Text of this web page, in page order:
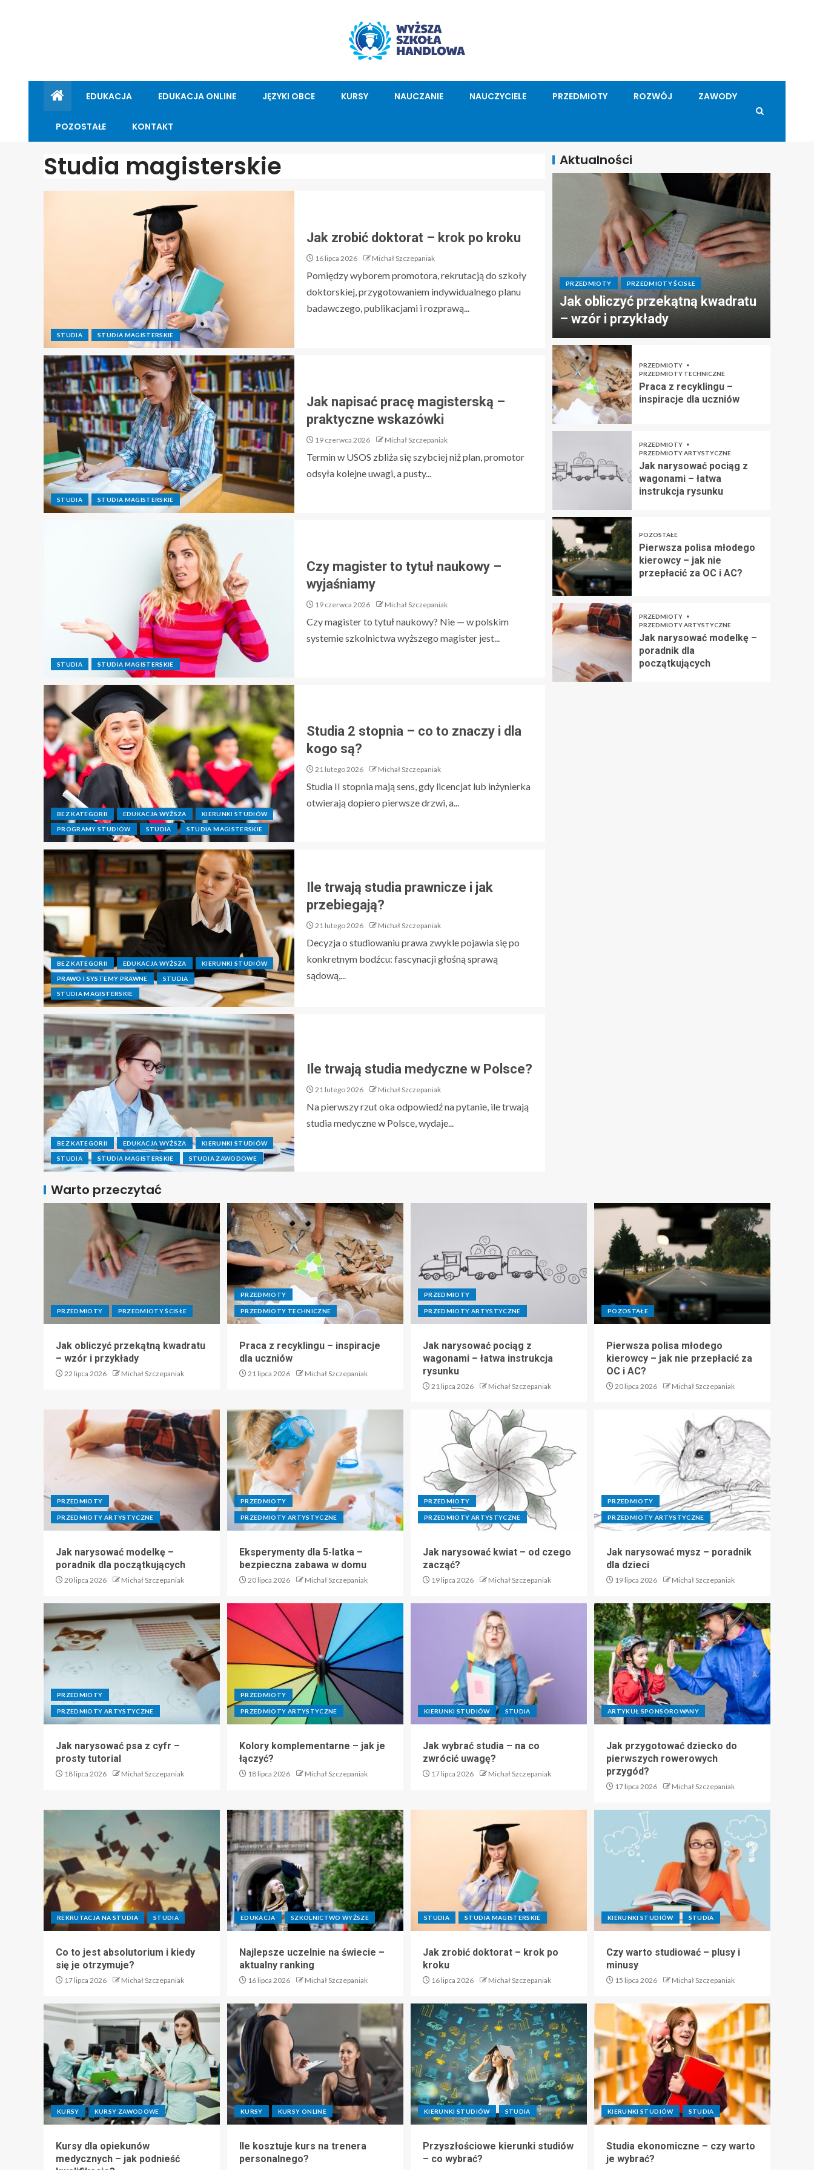
EDUKACJA EDUKACJA ONLINE JĘZYKI OBCE KURSY NAUCZANIE NAUCZYCIELE PRZEDMIOTY ROZWÓJ ZAWODY
POZOSTAŁE KONTAKT
Studia magisterskie
STUDIA STUDIA MAGISTERSKIE
Jak zrobić doktorat – krok po kroku
16 lipca 2026 Michał Szczepaniak
Pomiędzy wyborem promotora, rekrutacją do szkoły
doktorskiej, przygotowaniem indywidualnego planu
badawczego, publikacjami i rozprawą...
STUDIA STUDIA MAGISTERSKIE
Jak napisać pracę magisterską –
praktyczne wskazówki
19 czerwca 2026 Michał Szczepaniak
Termin w USOS zbliża się szybciej niż plan, promotor
odsyła kolejne uwagi, a pusty...
STUDIA STUDIA MAGISTERSKIE
Czy magister to tytuł naukowy –
wyjaśniamy
19 czerwca 2026 Michał Szczepaniak
Czy magister to tytuł naukowy? Nie — w polskim
systemie szkolnictwa wyższego magister jest...
BEZ KATEGORII EDUKACJA WYŻSZA KIERUNKI STUDIÓW
PROGRAMY STUDIÓW STUDIA STUDIA MAGISTERSKIE
Studia 2 stopnia – co to znaczy i dla
kogo są?
21 lutego 2026 Michał Szczepaniak
Studia II stopnia mają sens, gdy licencjat lub inżynierka
otwierają dopiero pierwsze drzwi, a...
BEZ KATEGORII EDUKACJA WYŻSZA KIERUNKI STUDIÓW
PRAWO I SYSTEMY PRAWNE STUDIA
STUDIA MAGISTERSKIE
Ile trwają studia prawnicze i jak
przebiegają?
21 lutego 2026 Michał Szczepaniak
Decyzja o studiowaniu prawa zwykle pojawia się po
konkretnym bodźcu: fascynacji głośną sprawą
sądową,...
BEZ KATEGORII EDUKACJA WYŻSZA KIERUNKI STUDIÓW
STUDIA STUDIA MAGISTERSKIE STUDIA ZAWODOWE
Ile trwają studia medyczne w Polsce?
21 lutego 2026 Michał Szczepaniak
Na pierwszy rzut oka odpowiedź na pytanie, ile trwają
studia medyczne w Polsce, wydaje...
Aktualności
PRZEDMIOTY PRZEDMIOTY ŚCISŁE
Jak obliczyć przekątną kwadratu
– wzór i przykłady
PRZEDMIOTY
PRZEDMIOTY TECHNICZNE
Praca z recyklingu –
inspiracje dla uczniów
PRZEDMIOTY
PRZEDMIOTY ARTYSTYCZNE
Jak narysować pociąg z
wagonami – łatwa
instrukcja rysunku
POZOSTAŁE
Pierwsza polisa młodego
kierowcy – jak nie
przepłacić za OC i AC?
PRZEDMIOTY
PRZEDMIOTY ARTYSTYCZNE
Jak narysować modelkę –
poradnik dla
początkujących
Warto przeczytać
PRZEDMIOTY PRZEDMIOTY ŚCISŁE
Jak obliczyć przekątną kwadratu
– wzór i przykłady
22 lipca 2026 Michał Szczepaniak
PRZEDMIOTY
PRZEDMIOTY TECHNICZNE
Praca z recyklingu – inspiracje
dla uczniów
21 lipca 2026 Michał Szczepaniak
PRZEDMIOTY
PRZEDMIOTY ARTYSTYCZNE
Jak narysować pociąg z
wagonami – łatwa instrukcja
rysunku
21 lipca 2026 Michał Szczepaniak
POZOSTAŁE
Pierwsza polisa młodego
kierowcy – jak nie przepłacić za
OC i AC?
20 lipca 2026 Michał Szczepaniak
PRZEDMIOTY
PRZEDMIOTY ARTYSTYCZNE
Jak narysować modelkę –
poradnik dla początkujących
20 lipca 2026 Michał Szczepaniak
PRZEDMIOTY
PRZEDMIOTY ARTYSTYCZNE
Eksperymenty dla 5-latka –
bezpieczna zabawa w domu
20 lipca 2026 Michał Szczepaniak
PRZEDMIOTY
PRZEDMIOTY ARTYSTYCZNE
Jak narysować kwiat – od czego
zacząć?
19 lipca 2026 Michał Szczepaniak
PRZEDMIOTY
PRZEDMIOTY ARTYSTYCZNE
Jak narysować mysz – poradnik
dla dzieci
19 lipca 2026 Michał Szczepaniak
PRZEDMIOTY
PRZEDMIOTY ARTYSTYCZNE
Jak narysować psa z cyfr –
prosty tutorial
18 lipca 2026 Michał Szczepaniak
PRZEDMIOTY
PRZEDMIOTY ARTYSTYCZNE
Kolory komplementarne – jak je
łączyć?
18 lipca 2026 Michał Szczepaniak
KIERUNKI STUDIÓW STUDIA
Jak wybrać studia – na co
zwrócić uwagę?
17 lipca 2026 Michał Szczepaniak
ARTYKUŁ SPONSOROWANY
Jak przygotować dziecko do
pierwszych rowerowych
przygód?
17 lipca 2026 Michał Szczepaniak
REKRUTACJA NA STUDIA STUDIA
Co to jest absolutorium i kiedy
się je otrzymuje?
17 lipca 2026 Michał Szczepaniak
EDUKACJA SZKOLNICTWO WYŻSZE
Najlepsze uczelnie na świecie –
aktualny ranking
16 lipca 2026 Michał Szczepaniak
STUDIA STUDIA MAGISTERSKIE
Jak zrobić doktorat – krok po
kroku
16 lipca 2026 Michał Szczepaniak
KIERUNKI STUDIÓW STUDIA
Czy warto studiować – plusy i
minusy
15 lipca 2026 Michał Szczepaniak
KURSY KURSY ZAWODOWE
Kursy dla opiekunów
medycznych – jak podnieść
KURSY KURSY ONLINE
Ile kosztuje kurs na trenera
personalnego?
KIERUNKI STUDIÓW STUDIA
Przyszłościowe kierunki studiów
– co wybrać?
KIERUNKI STUDIÓW STUDIA
Studia ekonomiczne – czy warto
je wybrać?